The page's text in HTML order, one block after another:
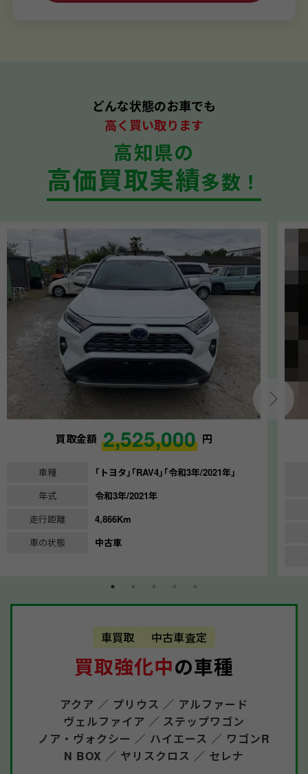
どんな状態のお車でも
高く買い取ります
高知県の
高価買取実績多数！
買取金額 2,525,000 円
車種
｢トヨタ｣｢RAV4｣｢令和3年/2021年｣
年式
令和3年/2021年
走行距離
4,866Km
車の状態
中古車
車買取 中古車査定
買取強化中の車種
アクア ／ プリウス ／ アルファード
ヴェルファイア ／ ステップワゴン
ノア・ヴォクシー ／ ハイエース ／ ワゴンR
N BOX ／ ヤリスクロス ／ セレナ